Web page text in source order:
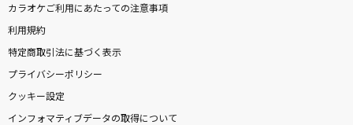
カラオケご利用にあたっての注意事項
利用規約
特定商取引法に基づく表示
プライバシーポリシー
クッキー設定
インフォマティブデータの取得について